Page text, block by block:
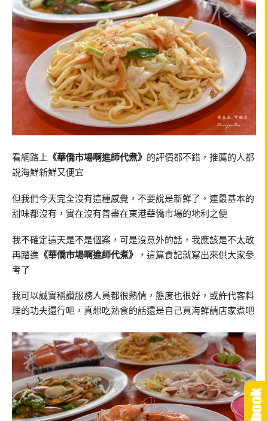
看網路上 《華僑市場啊進師代煮》 的評價都不錯，推薦的人都
說海鮮新鮮又便宜
但我們今天完全沒有這種感覺，不要說是新鮮了，連最基本的
甜味都沒有，實在沒有善盡在東港華僑市場的地利之便
我不確定這天是不是個案，可是沒意外的話，我應該是不太敢
再踏進 《華僑市場啊進師代煮》
，這篇食記就寫出來供大家參
考了
我可以誠實稱讚服務人員都很熱情，態度也很好，或許代客料
理的功夫還行吧，真想吃熟食的話還是自己買海鮮請店家煮吧